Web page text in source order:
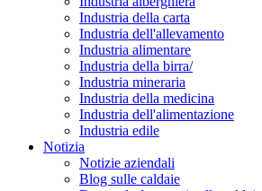
Industria della carta
Industria dell'allevamento
Industria alimentare
Industria della birra/
Industria mineraria
Industria della medicina
Industria dell'alimentazione
Industria edile
Notizia
Notizie aziendali
Blog sulle caldaie